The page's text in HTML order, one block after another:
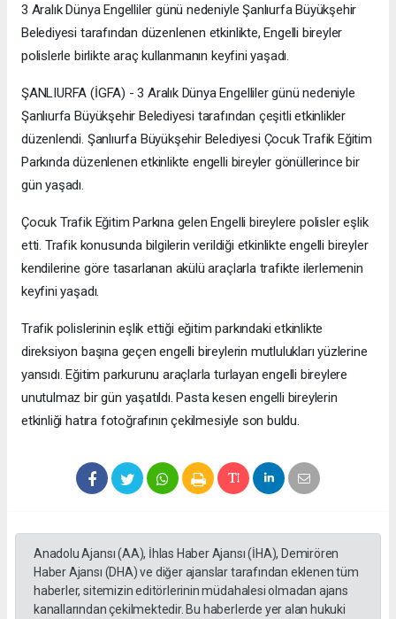
3 Aralık Dünya Engelliler günü nedeniyle Şanlıurfa Büyükşehir
Belediyesi tarafından düzenlenen etkinlikte, Engelli bireyler
polislerle birlikte araç kullanmanın keyfini yaşadı.
ŞANLIURFA (İGFA) - 3 Aralık Dünya Engelliler günü nedeniyle
Şanlıurfa Büyükşehir Belediyesi tarafından çeşitli etkinlikler
düzenlendi. Şanlıurfa Büyükşehir Belediyesi Çocuk Trafik Eğitim
Parkında düzenlenen etkinlikte engelli bireyler gönüllerince bir
gün yaşadı.
Çocuk Trafik Eğitim Parkına gelen Engelli bireylere polisler eşlik
etti. Trafik konusunda bilgilerin verildiği etkinlikte engelli bireyler
kendilerine göre tasarlanan akülü araçlarla trafikte ilerlemenin
keyfini yaşadı.
Trafik polislerinin eşlik ettiği eğitim parkındaki etkinlikte
direksiyon başına geçen engelli bireylerin mutlulukları yüzlerine
yansıdı. Eğitim parkurunu araçlarla turlayan engelli bireylere
unutulmaz bir gün yaşatıldı. Pasta kesen engelli bireylerin
etkinliği hatıra fotoğrafının çekilmesiyle son buldu.
Anadolu Ajansı (AA), İhlas Haber Ajansı (İHA), Demirören
Haber Ajansı (DHA) ve diğer ajanslar tarafından eklenen tüm
haberler, sitemizin editörlerinin müdahalesi olmadan ajans
kanallarından çekilmektedir. Bu haberlerde yer alan hukuki